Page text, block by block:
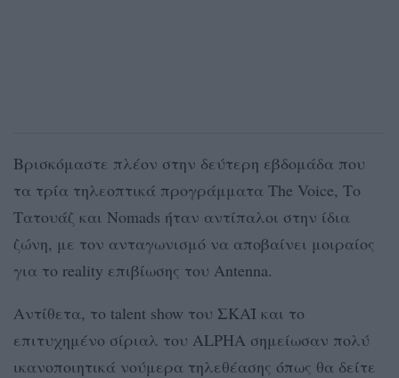
Βρισκόμαστε πλέον στην δεύτερη εβδομάδα που
τα τρία τηλεοπτικά προγράμματα The Voice, Το
Τατουάζ και Nomads ήταν αντίπαλοι στην ίδια
ζώνη, με τον ανταγωνισμό να αποβαίνει μοιραίος
για το reality επιβίωσης του Antenna.
Αντίθετα, το talent show του ΣΚΑΪ και το
επιτυχημένο σίριαλ του ALPHA σημείωσαν πολύ
ικανοποιητικά νούμερα τηλεθέασης όπως θα δείτε